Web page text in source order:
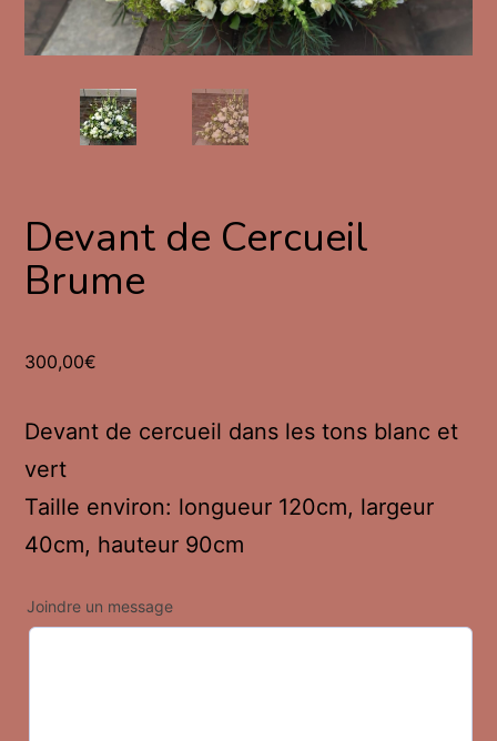
Devant de Cercueil
Brume
300,00€
Devant de cercueil dans les tons blanc et
vert
Taille environ: longueur 120cm, largeur
40cm, hauteur 90cm
Joindre un message